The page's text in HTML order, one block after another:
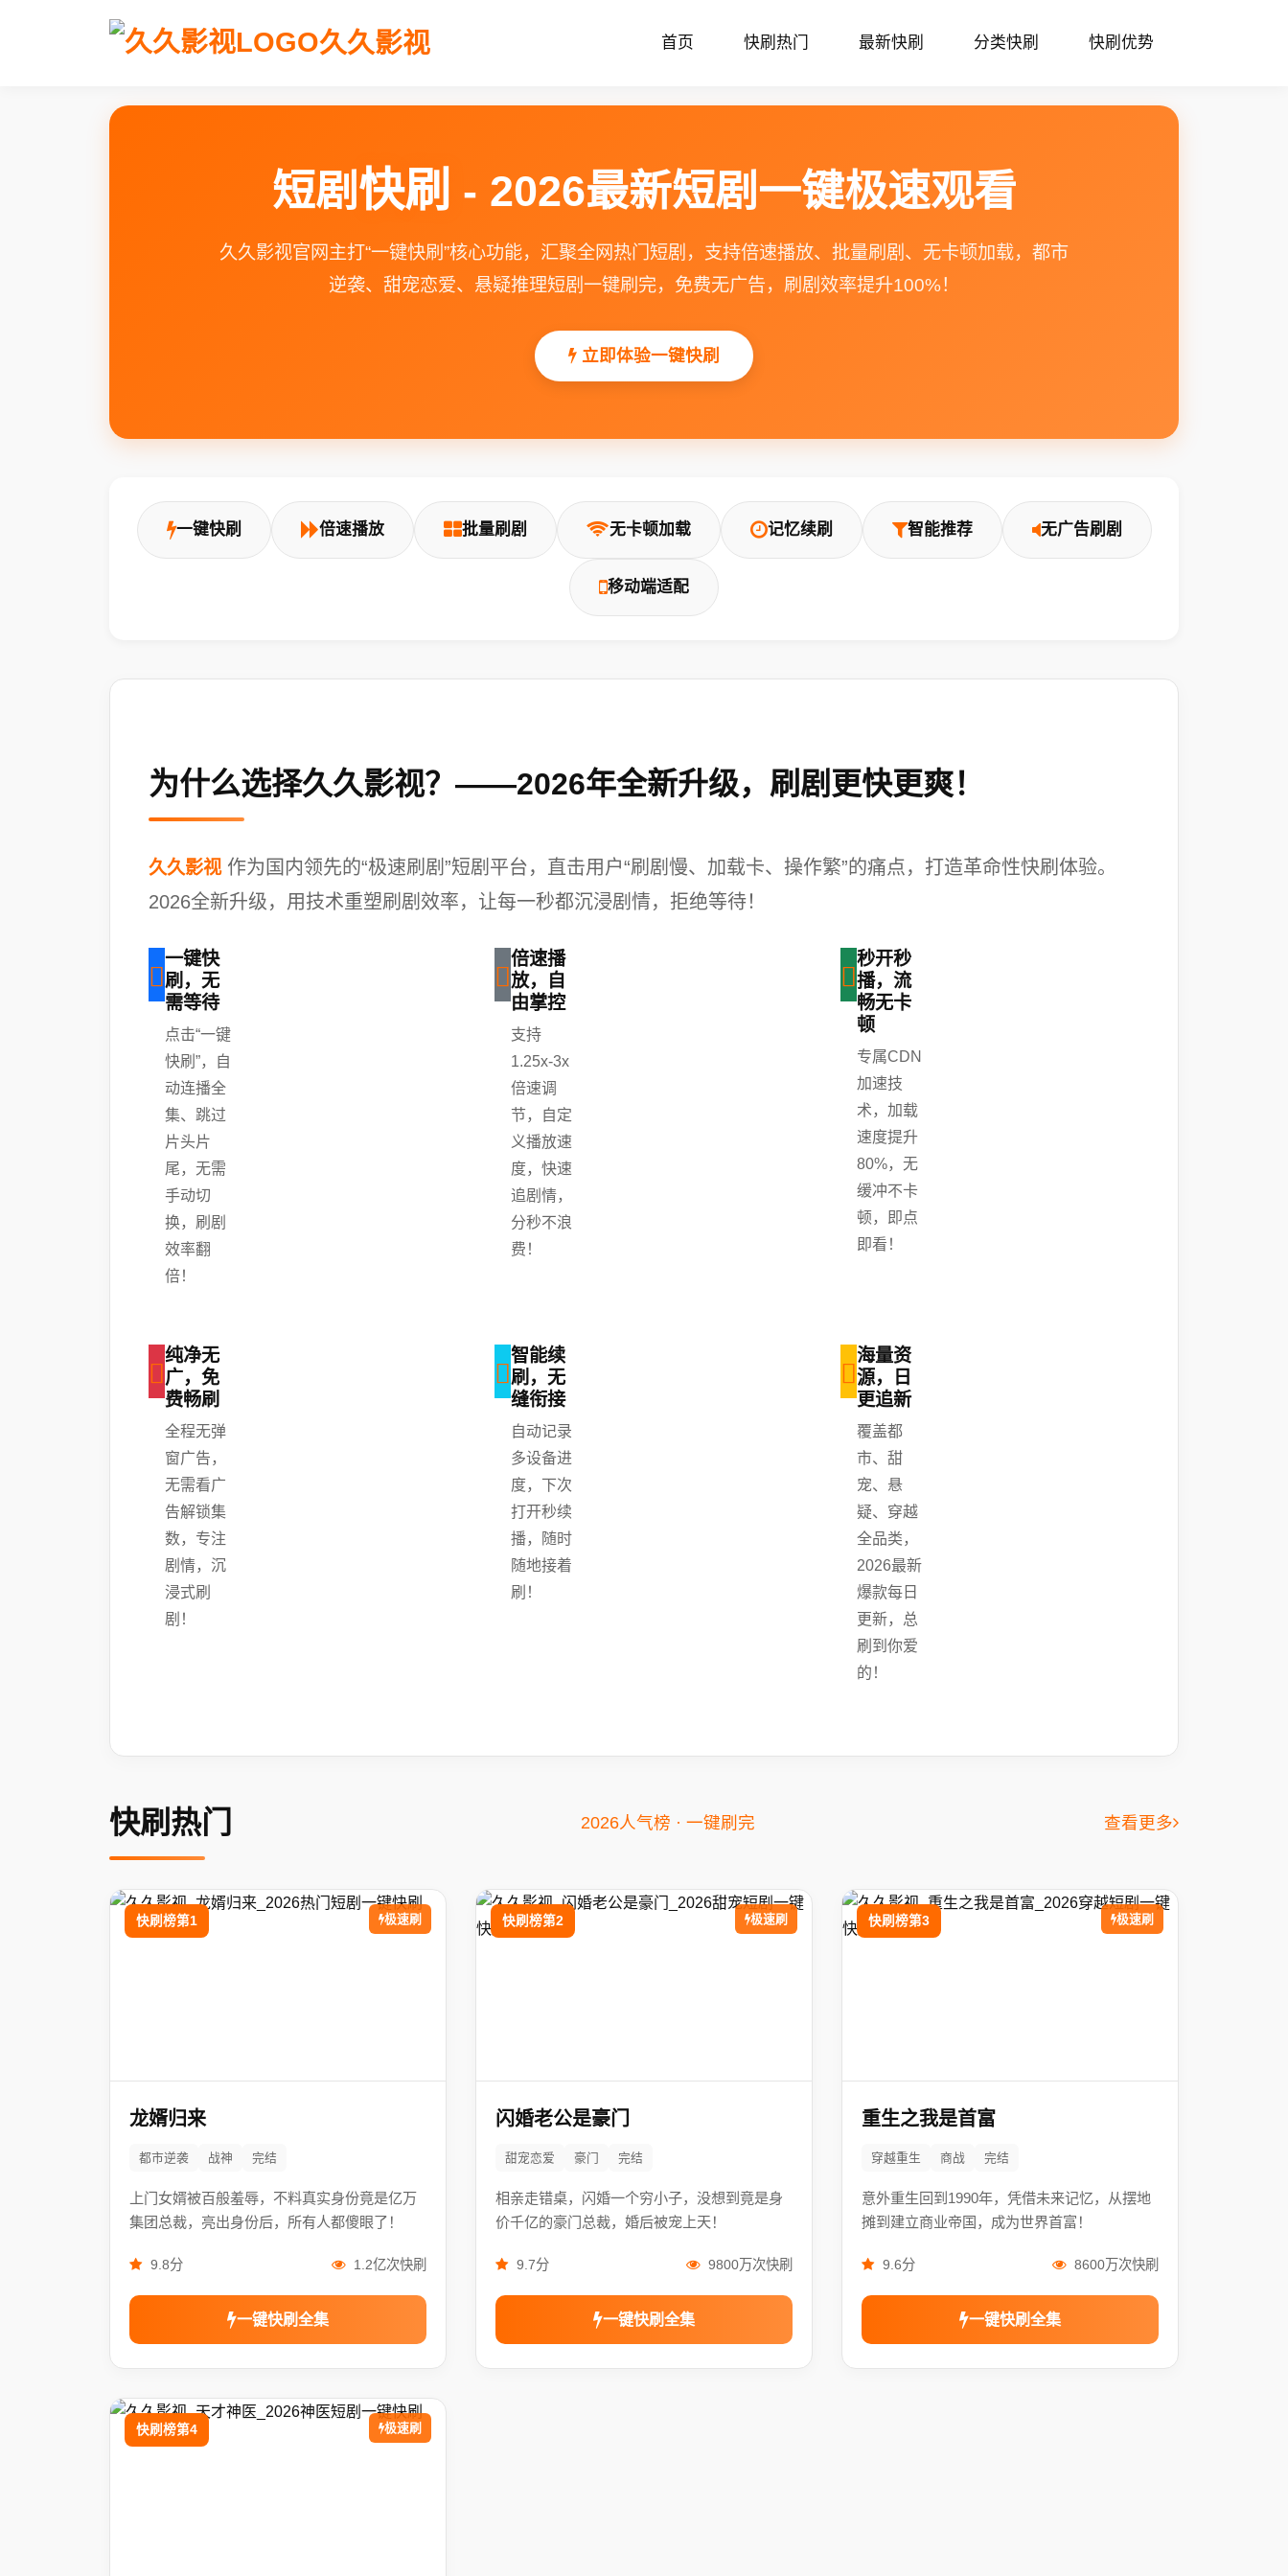
久久影视 首页 快刷热门 最新快刷 分类快刷 快刷优势
短剧 快刷 - 2026最新短剧一键极速观看
久久影视官网主打“一键快刷”核心功能，汇聚全网热门短剧，支持倍速播放、批量刷剧、无卡顿加载，都市
逆袭、甜宠恋爱、悬疑推理短剧一键刷完，免费无广告，刷剧效率提升100%！
立即体验一键快刷
一键快刷 倍速播放 批量刷剧 无卡顿加载 记忆续刷 智能推荐 无广告刷剧
移动端适配
为什么选择久久影视？——2026年全新升级，刷剧更快更爽！
久久影视作为国内领先的“极速刷剧”短剧平台，直击用户“刷剧慢、加载卡、操作繁”的痛点，打造革命性快刷体验。
2026全新升级，用技术重塑刷剧效率，让每一秒都沉浸剧情，拒绝等待！
一键快
刷，无
需等待
点击“一键
快刷”，自
动连播全
集、跳过
片头片
尾，无需
手动切
换，刷剧
效率翻
倍！
倍速播
放，自
由掌控
支持
1.25x-3x
倍速调
节，自定
义播放速
度，快速
追剧情，
分秒不浪
费！
秒开秒
播，流
畅无卡
顿
专属CDN
加速技
术，加载
速度提升
80%，无
缓冲不卡
顿，即点
即看！
纯净无
广，免
费畅刷
全程无弹
窗广告，
无需看广
告解锁集
数，专注
剧情，沉
浸式刷
剧！
智能续
刷，无
缝衔接
自动记录
多设备进
度，下次
打开秒续
播，随时
随地接着
刷！
海量资
源，日
更追新
覆盖都
市、甜
宠、悬
疑、穿越
全品类，
2026最新
爆款每日
更新，总
刷到你爱
的！
快刷热门 2026人气榜 · 一键刷完 查看更多
快刷榜第1 极速刷
龙婿归来
都市逆袭 战神 完结
上门女婿被百般羞辱，不料真实身份竟是亿万
集团总裁，亮出身份后，所有人都傻眼了！
9.8分 1.2亿次快刷
一键快刷全集
快刷榜第2 极速刷
闪婚老公是豪门
甜宠恋爱 豪门 完结
相亲走错桌，闪婚一个穷小子，没想到竟是身
价千亿的豪门总裁，婚后被宠上天！
9.7分 9800万次快刷
一键快刷全集
快刷榜第3 极速刷
重生之我是首富
穿越重生 商战 完结
意外重生回到1990年，凭借未来记忆，从摆地
摊到建立商业帝国，成为世界首富！
9.6分 8600万次快刷
一键快刷全集
快刷榜第4 极速刷